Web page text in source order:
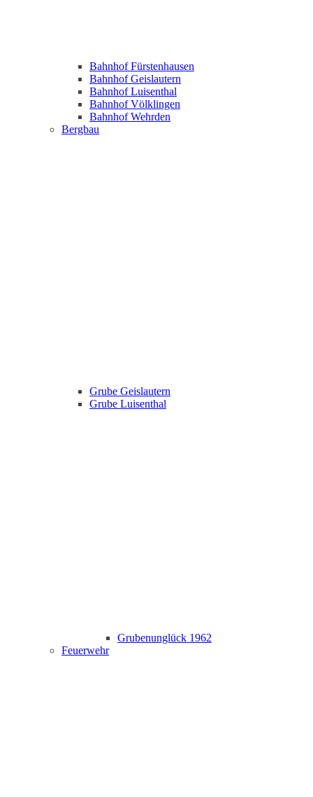
Bahnhof Fürstenhausen
Bahnhof Geislautern
Bahnhof Luisenthal
Bahnhof Völklingen
Bahnhof Wehrden
Bergbau
Grube Geislautern
Grube Luisenthal
Grubenunglück 1962
Feuerwehr